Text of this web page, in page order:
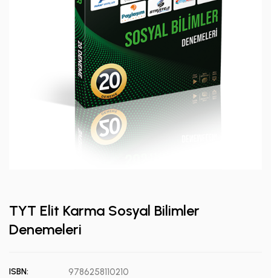
TYT Elit Karma Sosyal Bilimler
Denemeleri
ISBN: 9786258110210